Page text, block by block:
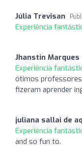
Júlia Trevisan
Experiência
Jhanstin Marques
Experiência
ótimos
fizeram aprender
juliana sallai de
Experiência
and so fun to.